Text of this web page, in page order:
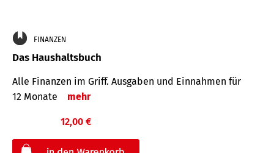
FINANZEN
Das Haushaltsbuch
Alle Finanzen im Griff. Aus­gaben und Ein­nahmen für
12 Monate
mehr
12,00 €